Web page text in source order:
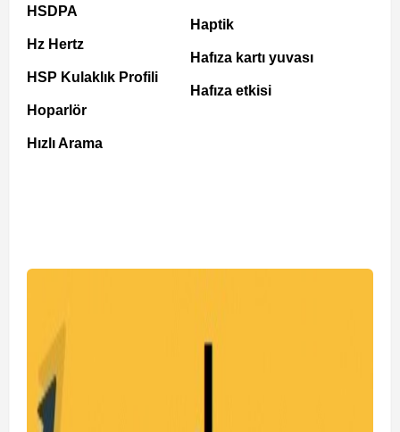
HSDPA
Hz Hertz
HSP Kulaklık Profili
Hoparlör
Hızlı Arama
Haptik
Hafıza kartı yuvası
Hafıza etkisi